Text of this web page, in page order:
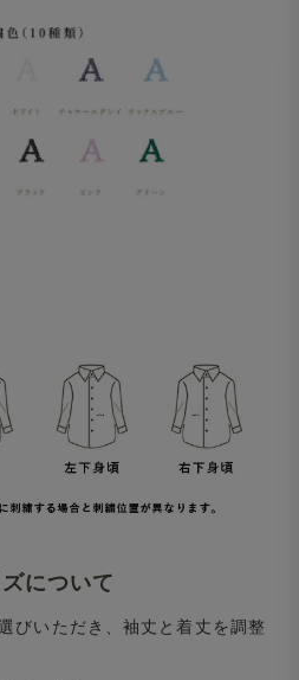
について
びいただき、袖丈と着丈を調整